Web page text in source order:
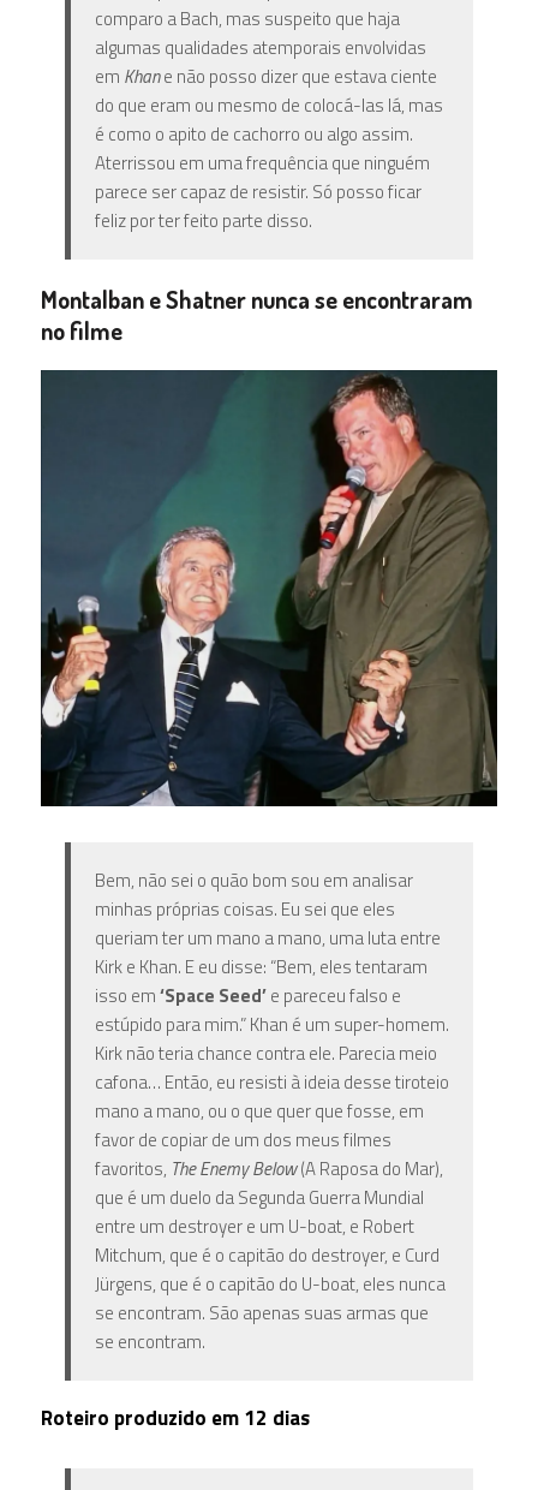
comparo a Bach, mas suspeito que haja
algumas qualidades atemporais envolvidas
em Khane não posso dizer que estava ciente
do que eram ou mesmo de colocá-las lá, mas
é como o apito de cachorro ou algo assim.
Aterrissou em uma frequência que ninguém
parece ser capaz de resistir. Só posso ficar
feliz por ter feito parte disso.
Montalban e Shatner nunca se encontraram
no filme
Bem, não sei o quão bom sou em analisar
minhas próprias coisas. Eu sei que eles
queriam ter um mano a mano, uma luta entre
Kirk e Khan. E eu disse: “Bem, eles tentaram
isso em‘Space Seed’e pareceu falso e
estúpido para mim.” Khan é um super-homem.
Kirk não teria chance contra ele. Parecia meio
cafona… Então, eu resisti à ideia desse tiroteio
mano a mano, ou o que quer que fosse, em
favor de copiar de um dos meus filmes
favoritos, The Enemy Below(A Raposa do Mar),
que é um duelo da Segunda Guerra Mundial
entre um destroyer e um U-boat, e Robert
Mitchum, que é o capitão do destroyer, e Curd
Jürgens, que é o capitão do U-boat, eles nunca
se encontram. São apenas suas armas que
se encontram.
Roteiro produzido em 12 dias